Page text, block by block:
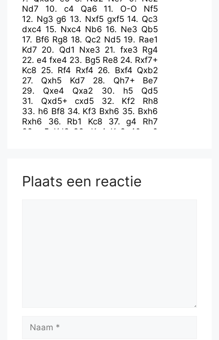
Nd7
10. c4 Qa6 11. O-O
Nf5
12. Ng3 g6 13. Nxf5 gxf5 14. Qc3
dxc4 15. Nxc4 Nb6 16. Ne3 Qb5
17. Bf6 Rg8 18. Qc2 Nd5 19. Rae1
Kd7 20. Qd1 Nxe3 21. fxe3 Rg4
22.e4 fxe4 23. Bg5 Re8 24. Rxf7+
Kc8 25. Rf4 Rxf4 26. Bxf4 Qxb2
27. Qxh5 Kd7 28. Qh7+
Be7
29. Qxe4 Qxa2 30. h5
Qd5
31. Qxd5+ cxd5 32. Kf2
Rh8
33. h6 Bf8 34. Kf3 Bxh6 35. Bxh6
Rxh6
36. Rb1 Kc8 37.g4
Rh7
38.
g5 Kd8 39. Kg4 Ke8 40.
g6
Plaats een reactie
Naam